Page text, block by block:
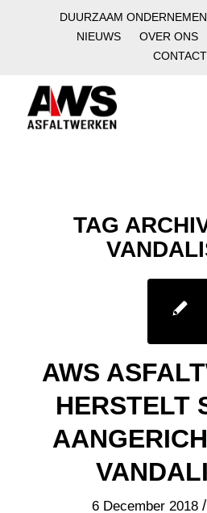
DUURZAAM ONDERNEMEN
NIEUWS
OVER ONS
CONTACT
TAG
AWS
HERSTELT
6 December 2018 /